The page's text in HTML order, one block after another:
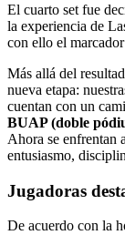
El cuarto set fue
la experiencia de
con ello el
Más allá del
nueva etapa:
cuentan con un
BUAP (doble
Ahora se enfrentan
entusiasmo,
Jugadoras
De acuerdo con la